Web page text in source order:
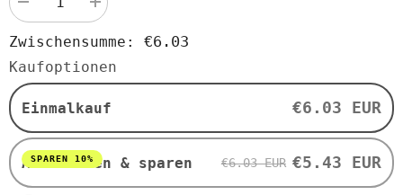
verringern
für
Schwarzkümmelsamen
200g
INTENSON
Menge
erhöhen
Schwarzkümmelsamen
200g
INTENSON
Zwischensumme: €6.03
Kaufoptionen
Einmalkauf €6.03 EUR
Abonnieren & sparen
SPAREN 10% €6.03 EUR €5.43 EUR